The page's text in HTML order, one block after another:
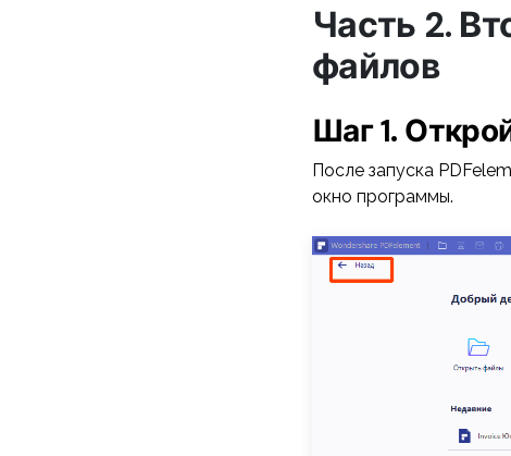
Часть 2.
файлов
Шаг 1.
После запуска
окно программы.